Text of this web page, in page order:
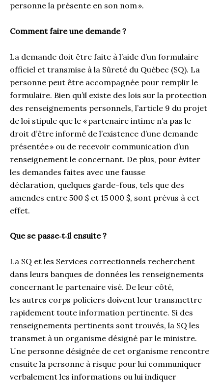
personne la présente en son nom ».
Comment faire une demande ?
La demande doit être faite à l’aide d’un formulaire
officiel et transmise à la Sûreté du Québec (SQ). La
personne peut être accompagnée pour remplir le
formulaire. Bien qu’il existe des lois sur la protection
des renseignements personnels, l’article 9 du projet
de loi stipule que le « partenaire intime n’a pas le
droit d’être informé de l’existence d’une demande
présentée » ou de recevoir communication d’un
renseignement le concernant. De plus, pour éviter
les demandes faites avec une fausse
déclaration, quelques garde-fous, tels que des
amendes entre 500 $ et 15 000 $, sont prévus à cet
effet.
Que se passe‑t‑il ensuite ?
La SQ et les Services correctionnels recherchent
dans leurs banques de données les renseignements
concernant le partenaire visé. De leur côté,
les autres corps policiers doivent leur transmettre
rapidement toute information pertinente. Si des
renseignements pertinents sont trouvés, la SQ les
transmet à un organisme désigné par le ministre.
Une personne désignée de cet organisme rencontre
ensuite la personne à risque pour lui communiquer
verbalement les informations ou lui indiquer